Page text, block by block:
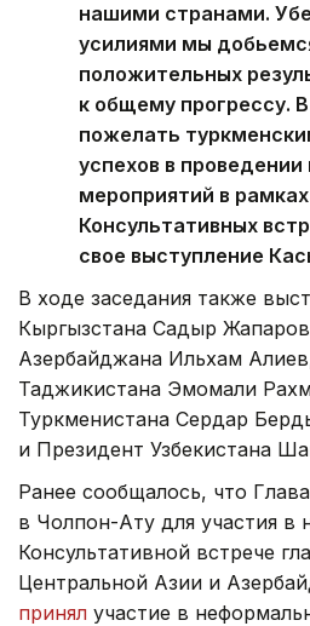
нашими странами.
усилиями мы
положительных
к общему прогрессу.
пожелать
успехов в
мероприятий в
Консультативных
свое выступление
В ходе заседания также
Кыргызстана Садыр
Азербайджана Ильхам
Таджикистана Эмомали
Туркменистана Сердар
и Президент Узбекистана
Ранее сообщалось, что
в Чолпон-Ату для участия в
Консультативной встрече
Центральной Азии и
принял участие в